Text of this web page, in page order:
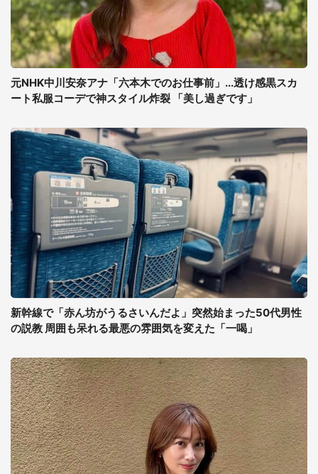
元NHK中川安奈アナ「六本木でのお仕事前」...透け感黒スカ
ート私服コーデで神スタイル炸裂 「美し過ぎです」
新幹線で「赤ん坊がうるさいんだよ」突然始まった50代男性
の説教 周囲も呆れる最悪の雰囲気を変えた「一喝」